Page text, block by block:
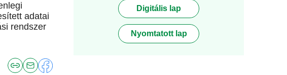
adatai
rendszer
Digitális lap
Nyomtatott lap